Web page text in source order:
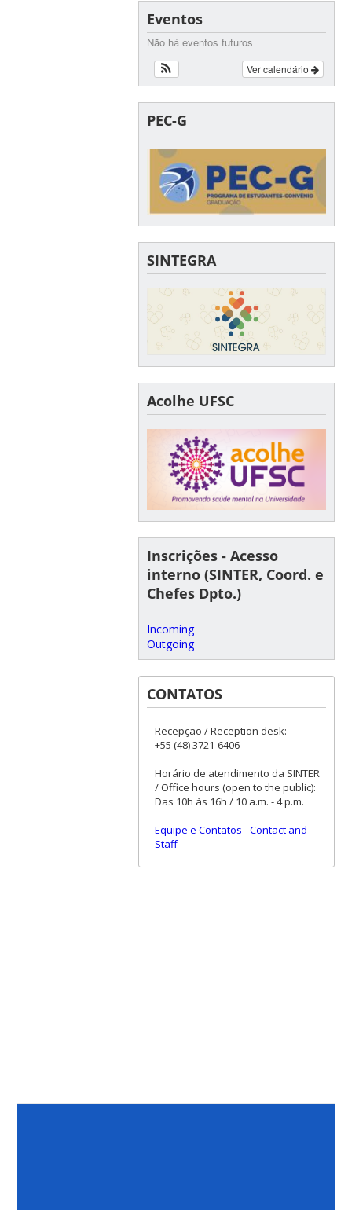
Eventos
Não há eventos futuros
Ver calendário
PEC-G
SINTEGRA
Acolhe UFSC
Inscrições - Acesso
interno (SINTER, Coord. e
Chefes Dpto.)
Incoming
Outgoing
CONTATOS
Recepção / Reception desk:
+55 (48) 3721-6406
Horário de atendimento da SINTER
/ Office hours (open to the public):
Das 10h às 16h / 10 a.m. - 4 p.m.
Equipe e Contatos -Contact and
Staff